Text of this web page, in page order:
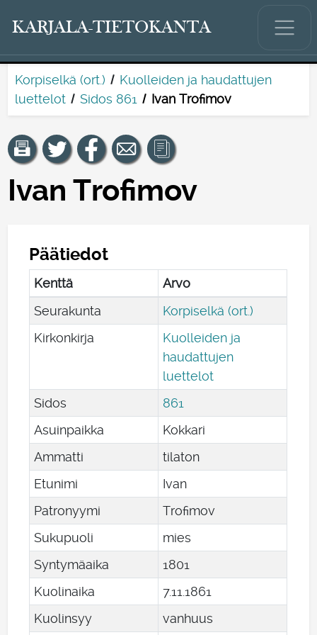
KARJALA-TIETOKANTA
Korpiselkä (ort.)
Kuolleiden ja haudattujen
luettelot
Sidos 861 Ivan Trofimov
Ivan Trofimov
Päätiedot
Kenttä
Arvo
Seurakunta
Korpiselkä (ort.)
Kirkonkirja
Kuolleiden ja
haudattujen
luettelot
Sidos
861
Asuinpaikka
Kokkari
Ammatti
tilaton
Etunimi
Ivan
Patronyymi
Trofimov
Sukupuoli
mies
Syntymäaika
1801
Kuolinaika
7.11 1861
Kuolinsyy
vanhuus